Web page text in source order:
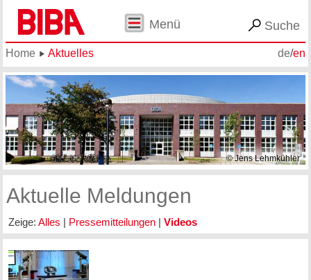
Menü Suche
de/en
Home Aktuelles
© Jens Lehmkühler
Aktuelle Meldungen
Zeige: Alles | Pressemitteilungen| Videos